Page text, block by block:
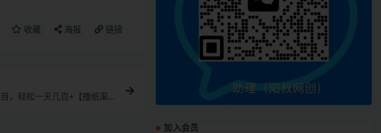
收藏 海报 链接
，轻松一天几百+【撸纸渠
加入会员